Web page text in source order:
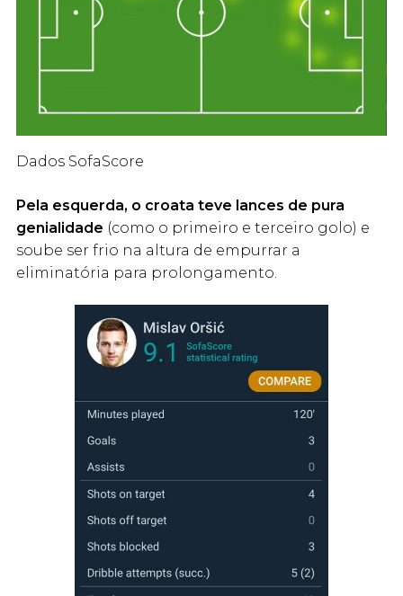
Dados SofaScore
Pela esquerda, o croata teve lances de pura
genialidade (como o primeiro e terceiro golo) e
soube ser frio na altura de empurrar a
eliminatória para prolongamento.